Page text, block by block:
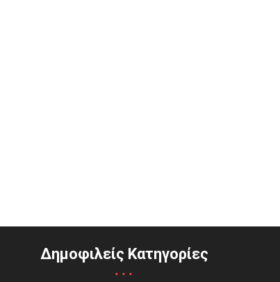
Δημοφιλείς Κατηγορίες
...